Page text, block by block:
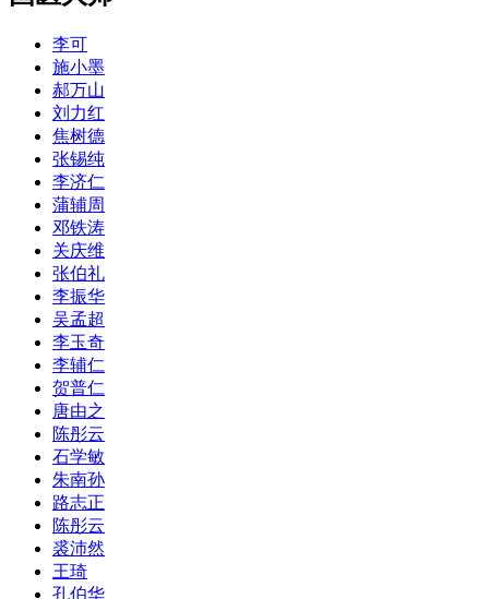
李可
施小墨
郝万山
刘力红
焦树德
张锡纯
李济仁
蒲辅周
邓铁涛
关庆维
张伯礼
李振华
吴孟超
李玉奇
李辅仁
贺普仁
唐由之
陈彤云
石学敏
朱南孙
路志正
陈彤云
裘沛然
王琦
孔伯华